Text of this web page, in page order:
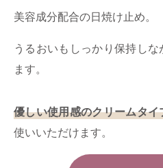
美容成分配合の日焼け止め。
うるおいもしっかり保持し
ます。
優しい使用感のクリームタイ
使いいただけます。